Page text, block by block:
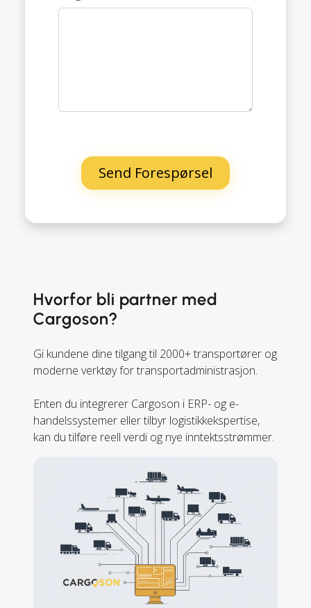
Hvorfor bli partner med
Cargoson?
Gi kundene dine tilgang til 2000+ transportører og
moderne verktøy for transportadministrasjon.
Enten du integrerer Cargoson i ERP- og e-
handelssystemer eller tilbyr logistikkekspertise,
kan du tilføre reell verdi og nye inntektsstrømmer.